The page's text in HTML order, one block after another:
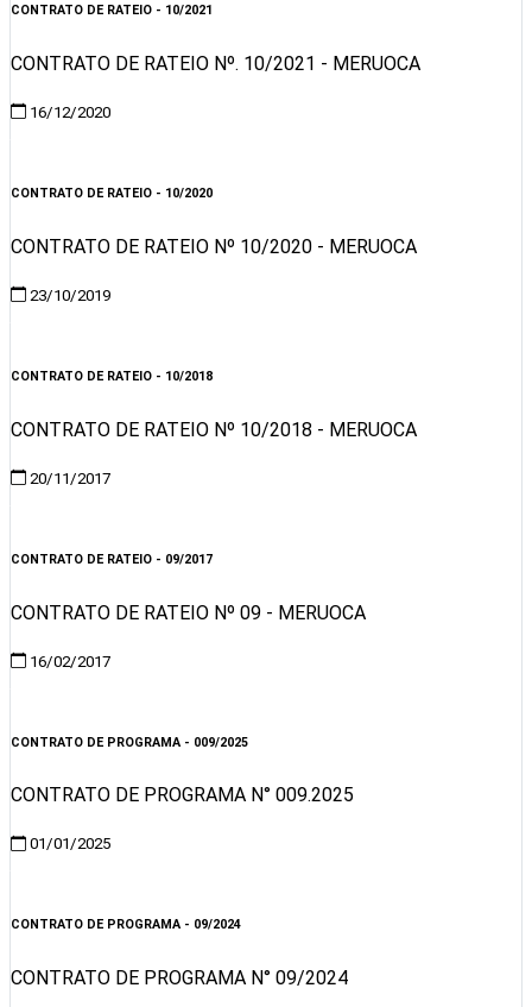
CONTRATO DE RATEIO - 10/2021
CONTRATO DE RATEIO Nº. 10/2021 - MERUOCA
16/12/2020
CONTRATO DE RATEIO - 10/2020
CONTRATO DE RATEIO Nº 10/2020 - MERUOCA
23/10/2019
CONTRATO DE RATEIO - 10/2018
CONTRATO DE RATEIO Nº 10/2018 - MERUOCA
20/11/2017
CONTRATO DE RATEIO - 09/2017
CONTRATO DE RATEIO Nº 09 - MERUOCA
16/02/2017
CONTRATO DE PROGRAMA - 009/2025
CONTRATO DE PROGRAMA N° 009.2025
01/01/2025
CONTRATO DE PROGRAMA - 09/2024
CONTRATO DE PROGRAMA N° 09/2024